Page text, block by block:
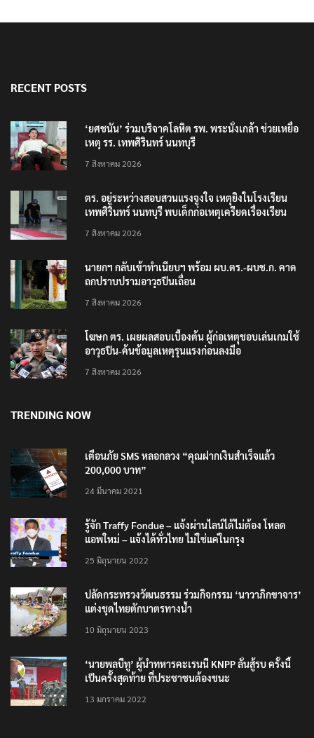
RECENT POSTS
‘ยศชนัน’ ร่วมบริจาคโลหิต รพ. พระนั่งเกล้า ช่วยเหยื่อ
เหตุ รร. เทพศิรินทร์ นนทบุรี
7 สิงหาคม 2026
ตร. อยู่ระหว่างสอบสวนแรงจูงใจ เหตุยิงในโรงเรียน
เทพศิรินทร์ นนทบุรี พบเด็กก่อเหตุเครียดเรื่องเรียน
7 สิงหาคม 2026
นายกฯ กลับเข้าทำเนียบฯ พร้อม ผบ.ตร.-ผบช.ก. คาด
ถกปราบปรามอาวุธปืนเถื่อน
7 สิงหาคม 2026
โฆษก ตร. เผยผลสอบเบื้องต้น ผู้ก่อเหตุชอบเล่นเกมใช้
อาวุธปืน-ค้นข้อมูลเหตุรุนแรงก่อนลงมือ
7 สิงหาคม 2026
TRENDING NOW
เตือนภัย SMS หลอกลวง “คุณฝากเงินสำเร็จแล้ว
200,000 บาท”
24 มีนาคม 2021
รู้จัก Traffy Fondue – แจ้งผ่านไลน์ได้ไม่ต้อง โหลด
แอพใหม่ – แจ้งได้ทั่วไทย ไม่ใช่แค่ในกรุง
25 มิถุนายน 2022
ปลัดกระทรวงวัฒนธรรม ร่วมกิจกรรม ‘นาวาภิกขาจาร’
แต่งชุดไทยตักบาตรทางน้ำ
10 มิถุนายน 2023
‘นายพลบีทู’ ผู้นำทหารคะเรนนี KNPP ลั่นสู้รบ ครั้งนี้
เป็นครั้งสุดท้าย ที่ประชาชนต้องชนะ
13 มกราคม 2022